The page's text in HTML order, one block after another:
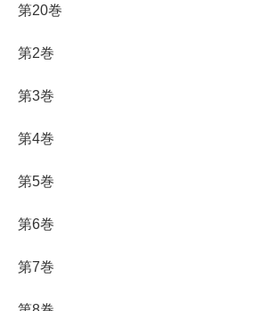
第20巻
第2巻
第3巻
第4巻
第5巻
第6巻
第7巻